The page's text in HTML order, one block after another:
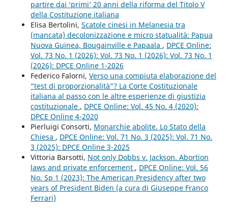
partire dai ‘primi’ 20 anni della riforma del Titolo V
della Costituzione italiana
Elisa Bertolini, Scatole cinesi in Melanesia tra
(mancata) decolonizzazione e micro statualità: Papua
Nuova Guinea, Bougainville e Papaala , DPCE Online:
Vol. 73 No. 1 (2026): Vol. 73 No. 1 (2026): Vol. 73 No. 1
(2026): DPCE Online 1-2026
Federico Falorni, Verso una compiuta elaborazione del
“test di proporzionalità”? La Corte Costituzionale
italiana al passo con le altre esperienze di giustizia
costituzionale , DPCE Online: Vol. 45 No. 4 (2020):
DPCE Online 4-2020
Pierluigi Consorti, Monarchie abolite. Lo Stato della
Chiesa , DPCE Online: Vol. 71 No. 3 (2025): Vol. 71 No.
3 (2025): DPCE Online 3-2025
Vittoria Barsotti, Not only Dobbs v. Jackson. Abortion
laws and private enforcement , DPCE Online: Vol. 56
No. Sp 1 (2023): The American Presidency after two
years of President Biden (a cura di Giuseppe Franco
Ferrari)